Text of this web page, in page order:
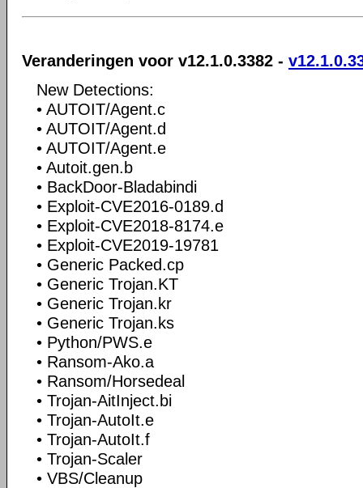
Veranderingen voor v12.1.0.3382 -
New Detections:
• AUTOIT/Agent.c
• AUTOIT/Agent.d
• AUTOIT/Agent.e
• Autoit.gen.b
• BackDoor-Bladabindi
• Exploit-CVE2016-0189.d
• Exploit-CVE2018-8174.e
• Exploit-CVE2019-19781
• Generic Packed.cp
• Generic Trojan.KT
• Generic Trojan.kr
• Generic Trojan.ks
• Python/PWS.e
• Ransom-Ako.a
• Ransom/Horsedeal
• Trojan-AitInject.bi
• Trojan-AutoIt.e
• Trojan-AutoIt.f
• Trojan-Scaler
• VBS/Cleanup